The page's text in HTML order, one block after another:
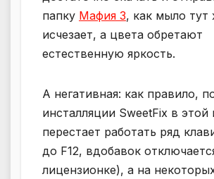
папку Мафия 3, как мыло тут
исчезает, а цвета обретают
естественную яркость.
А негативная: как правило,
инсталляции SweetFix в этой
перестает работать ряд
до F12, вдобавок
лицензионке), а на